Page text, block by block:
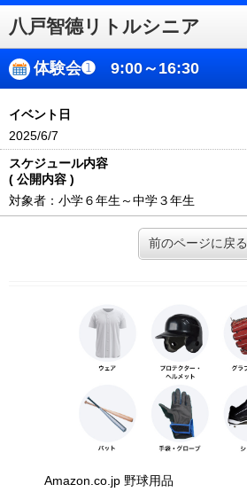
八戸智德リトルシニア
体験会➊ 9:00～16:30
イベント日
2025/6/7
スケジュール内容
( 公開内容 )
対象者：小学６年生～中学３年生
前のページに戻る
Amazon.co.jp 野球用品